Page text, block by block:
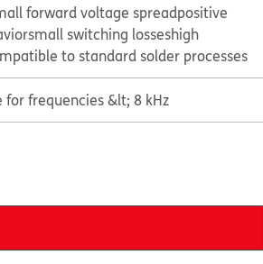
forward voltage spreadpositive
small switching losseshigh
to standard solder processes
frequencies &lt; 8 kHz